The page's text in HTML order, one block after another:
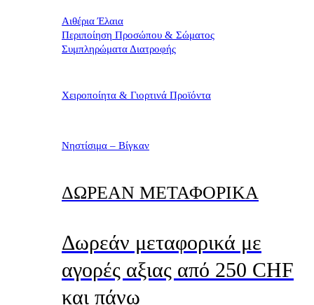
Αιθέρια Έλαια
Περιποίηση Προσώπου & Σώματος
Συμπληρώματα Διατροφής
Χειροποίητα & Γιορτινά Προϊόντα
Νηστίσιμα – Βίγκαν
ΔΩΡΕΑΝ ΜΕΤΑΦΟΡΙΚΑ
Δωρεάν μεταφορικά με
αγορές αξιας από 250 CHF
και πάνω